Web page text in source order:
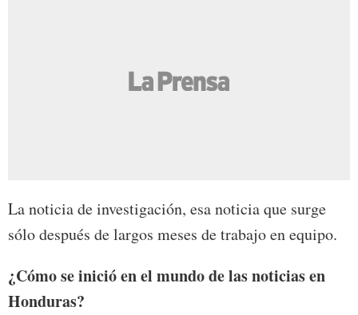
La noticia de investigación, esa noticia que surge
sólo después de largos meses de trabajo en equipo.
¿Cómo se inició en el mundo de las noticias en
Honduras?